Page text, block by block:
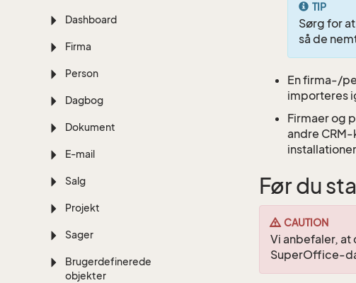
Dashboard
Firma
Person
Dagbog
Dokument
E-mail
Salg
Projekt
Sager
Brugerdefinerede
objekter
TIP
Sørg for
så de
En firma-/
importeres
Firmaer og
andre
Før du
CAUTION
Vi anbefaler,
SuperOffice-